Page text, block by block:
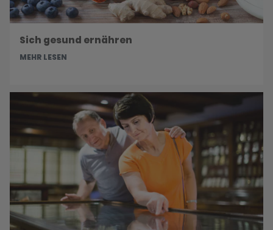
Sich gesund ernähren
MEHR LESEN